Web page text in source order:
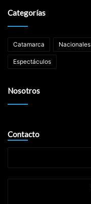
Categorías
Catamarca Nacionales
Espectáculos
Nosotros
Contacto